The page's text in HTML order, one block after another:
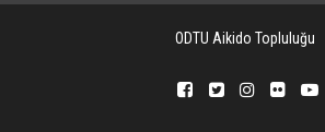
ODTU Aikido Topluluğu